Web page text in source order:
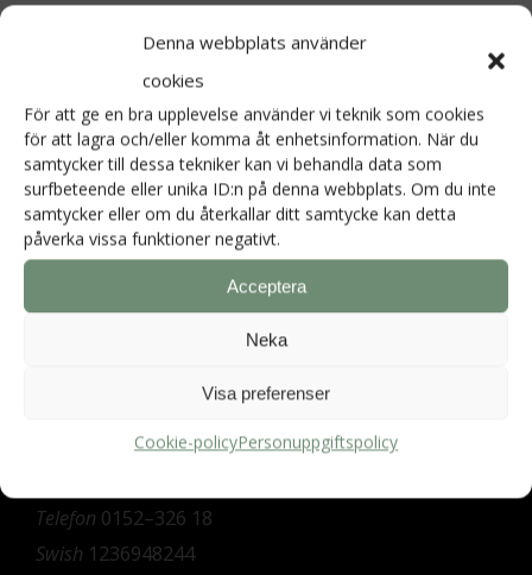
Denna webbplats använder
cookies
För att ge en bra upplevelse använder vi teknik som cookies
för att lagra och/eller komma åt enhetsinformation. När du
samtycker till dessa tekniker kan vi behandla data som
surfbeteende eller unika ID:n på denna webbplats. Om du inte
samtycker eller om du återkallar ditt samtycke kan detta
påverka vissa funktioner negativt.
Acceptera
Neka
Visa preferenser
Cookie-policyPersonuppgiftspolicy
Hornudden
645 93 Strängnäs
Telefon 0152–326 18
Swish 1236948244